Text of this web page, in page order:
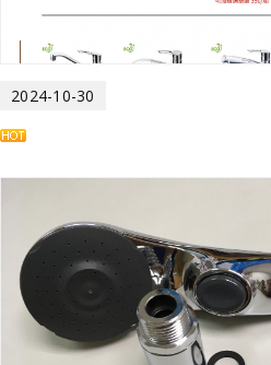
2024-10-30